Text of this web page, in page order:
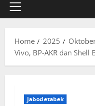
Home 2025
Vivo, BP-AKR dan
Jabodetabek